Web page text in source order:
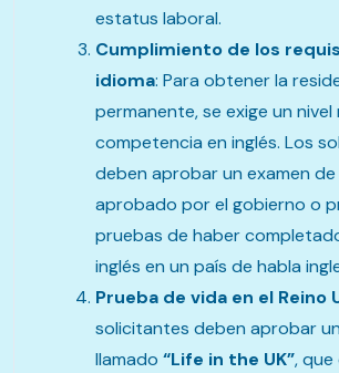
estatus laboral.
Cumplimiento de los
idioma: Para obtener la
permanente, se exige un nivel
competencia en inglés. Los
deben aprobar un examen de
aprobado por el gobierno o
pruebas de haber
inglés en un país de habla
Prueba de vida en el Reino
solicitantes deben aprobar
llamado “Life in the UK”,